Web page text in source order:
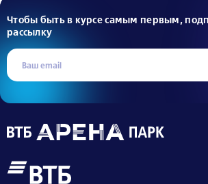
Чтобы быть в курсе самым первым,
рассылку